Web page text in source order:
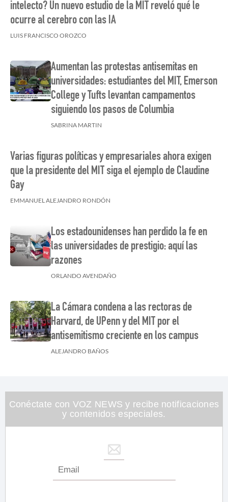
intelecto? Un nuevo estudio de la MIT reveló qué le
ocurre al cerebro con las IA
LUIS FRANCISCO OROZCO
Aumentan las protestas antisemitas en
universidades: estudiantes del MIT, Emerson
College y Tufts levantan campamentos
siguiendo los pasos de Columbia
SABRINA MARTIN
Varias figuras políticas y empresariales ahora exigen
que la presidente del MIT siga el ejemplo de Claudine
Gay
EMMANUEL ALEJANDRO RONDÓN
Los estadounidenses han perdido la fe en
las universidades de prestigio: aquí las
razones
ORLANDO AVENDAÑO
La Cámara condena a las rectoras de
Harvard, de UPenn y del MIT por el
antisemitismo creciente en los campus
ALEJANDRO BAÑOS
Conéctate con VOZ NEWS y recibe notificaciones
y contenidos especiales.